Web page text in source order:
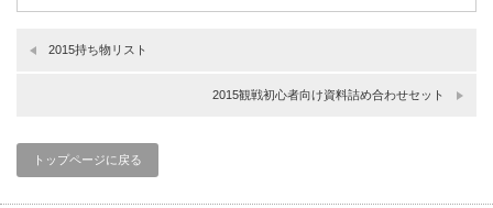
2015持ち物リスト
2015観戦初心者向け資料詰め合わせセット
トップページに戻る